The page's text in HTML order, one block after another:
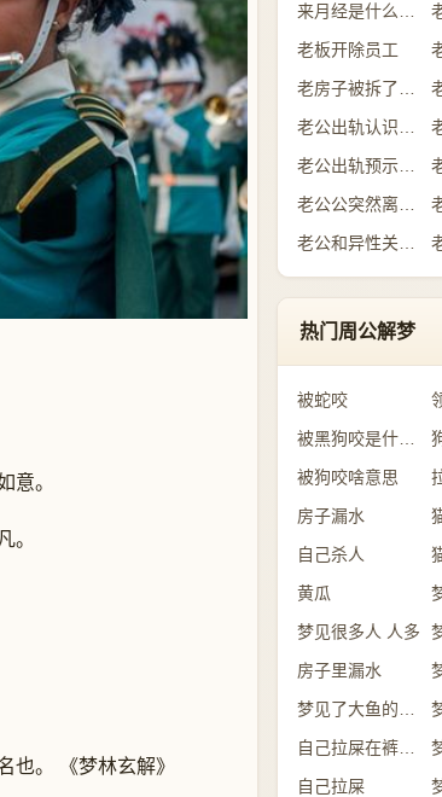
意。
。
。 《梦林玄解》
老板开除员工
热门周公解梦
被蛇咬
被狗咬啥意思
房子漏水
自己杀人
黄瓜
梦见很多人 人多
房子里漏水
自己拉屎